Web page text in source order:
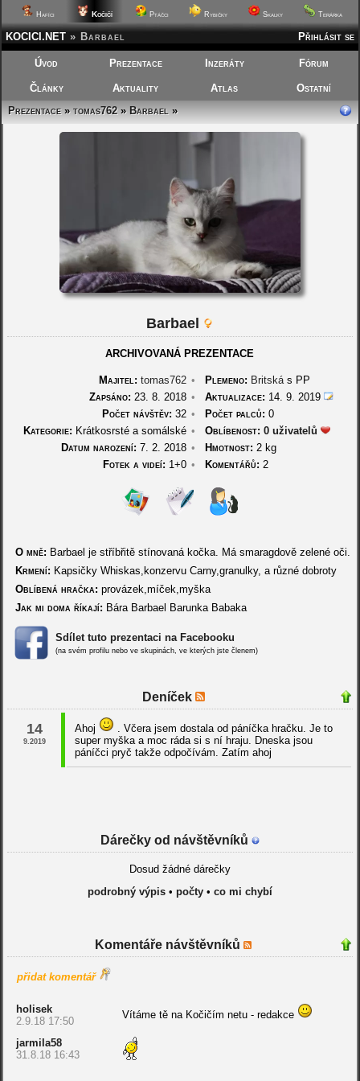
Hafíci Kočičí Ptáčci Rybičky Skalky Terárka
Přihlásit se
KOCICI.NET » Barbael
Úvod Prezentace Inzeráty Fórum
Články Aktuality Atlas
Ostatní
Prezentace»tomas762»Barbael»
Barbael
ARCHIVOVANÁ PREZENTACE
Majitel: tomas762 • Plemeno: Britskás PP
Zapsáno: 23. 8. 2018 • Aktualizace: 14. 9. 2019
Počet návštěv: 32 • Počet palců: 0
Kategorie: Krátkosrsté a somálské • Oblíbenost: 0 uživatelů
Datum narození: 7. 2. 2018 • Hmotnost: 2 kg
Fotek a videí: 1+0 • Komentářů: 2
O mně: Barbael je stříbřitě stínovaná kočka. Má smaragdově zelené oči.
Krmení: Kapsičky Whiskas,konzervu Carny,granulky, a různé dobroty
Oblíbená hračka: provázek,míček,myška
Jak mi doma říkají: Bára Barbael Barunka Babaka
Sdílet tuto prezentaci na Facebooku
(na svém profilu nebo ve skupinách, ve kterých jste členem)
Deníček
14
9.2019
Ahoj
. Včera jsem dostala od páníčka hračku. Je to
super myška a moc ráda si s ní hraju. Dneska jsou
páníčci pryč takže odpočívám. Zatím ahoj
Dárečky od návštěvníků
Dosud žádné dárečky
podrobný výpis• počty• co mi chybí
Komentáře návštěvníků
přidat komentář
holisek
2.9.18 17:50
Vítáme tě na Kočičím netu - redakce
jarmila58
31.8.18 16:43